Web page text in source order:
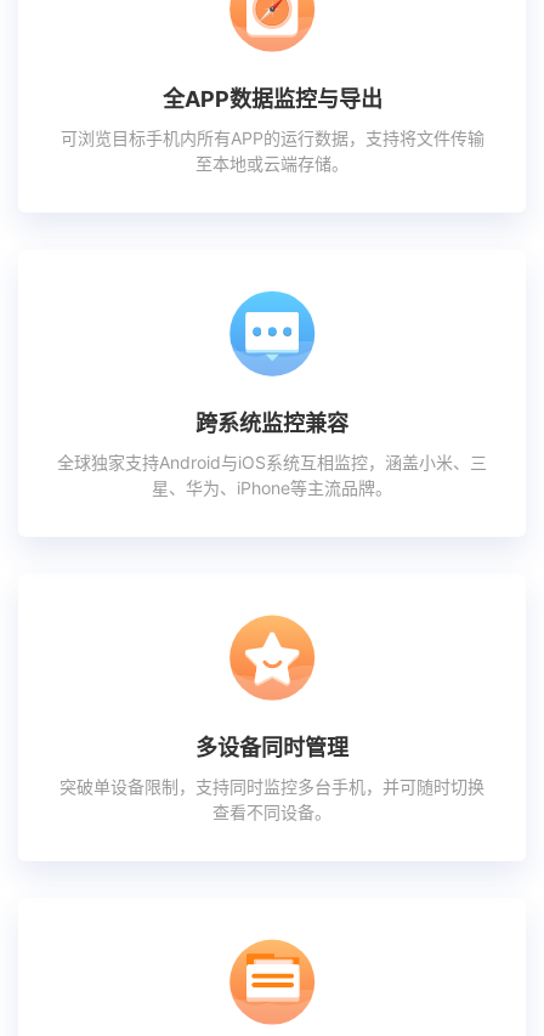
全APP数据监控与导出
可浏览目标手机内所有APP的运行数据，支持将文件传输
至本地或云端存储。
跨系统监控兼容
全球独家支持Android与iOS系统互相监控，涵盖小米、三
星、华为、iPhone等主流品牌。
多设备同时管理
突破单设备限制，支持同时监控多台手机，并可随时切换
查看不同设备。